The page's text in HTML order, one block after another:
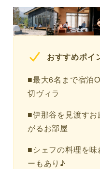
おすすめポイ
■最大6名まで宿泊
切ヴィラ
■伊那谷を見渡す
がるお部屋
■シェフの料理を
ーもあり♪